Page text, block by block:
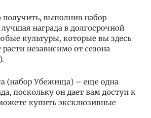
выполнив набор
награда в долгосрочной
культуры, которые вы здесь
независимо от сезона
(набор Убежища) – еще одна
поскольку он дает вам доступ к
купить эксклюзивные